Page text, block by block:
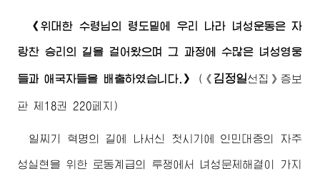
《위대한 수령님의 령도밑에 우리 나라 녀성운동은 자
랑찬 승리의 길을 걸어왔으며 그 과정에 수많은 녀성영웅
들과 애국자들을 배출하였습니다.》 ( 《 김정일선집》증보
판 제18권 220페지)
일찌기 혁명의 길에 나서신 첫시기에 인민대중의 자주
성실현을 위한 로동계급의 투쟁에서 녀성문제해결이 가지